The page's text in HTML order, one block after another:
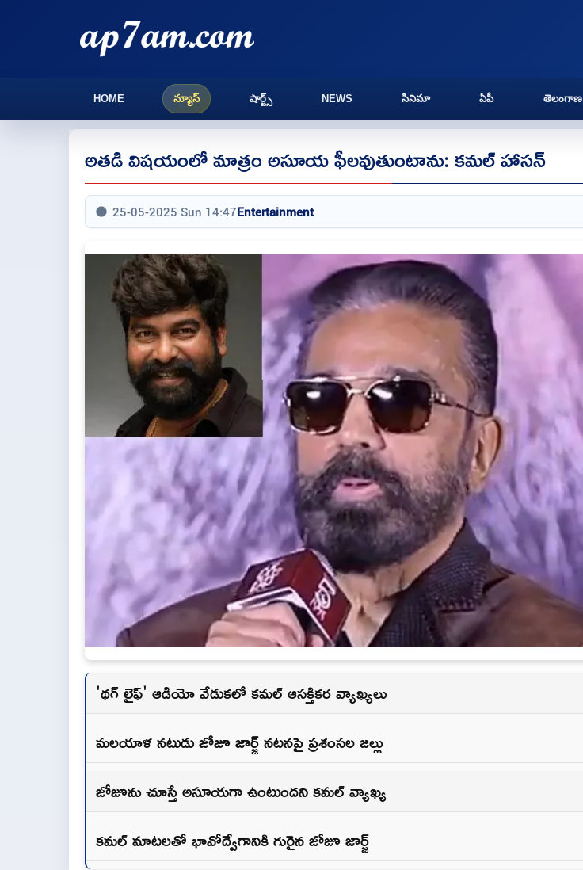
HOME న్యూస్ షార్ట్స్ NEWS సినిమా ఏపీ తెలంగాణ
అతడి విషయంలో మాత్రం అసూయ ఫీలవుతుంటాను: కమల్ హాసన్
25-05-2025 Sun 14:47Entertainment
'థగ్ లైఫ్' ఆడియో వేడుకలో కమల్ ఆసక్తికర వ్యాఖ్యలు
మలయాళ నటుడు జోజూ జార్జ్ నటనపై ప్రశంసల జల్లు
జోజూను చూస్తే అసూయగా ఉంటుందని కమల్ వ్యాఖ్య
కమల్ మాటలతో భావోద్వేగానికి గురైన జోజూ జార్జ్